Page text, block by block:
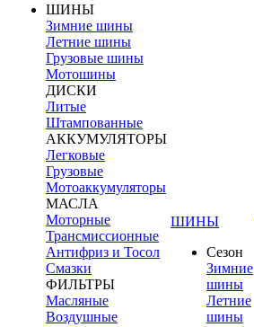
ШИНЫ
Зимние шины
Летние шины
Грузовые шины
Мотошины
ДИСКИ
Литые
Штампованные
АККУМУЛЯТОРЫ
Легковые
Грузовые
Мотоаккумуляторы
МАСЛА
Моторные
Трансмиссионные
Антифриз и Тосол
Смазки
ФИЛЬТРЫ
Масляные
Воздушные
ШИНЫ
Сезон
Зимние
шины
Летние
шины